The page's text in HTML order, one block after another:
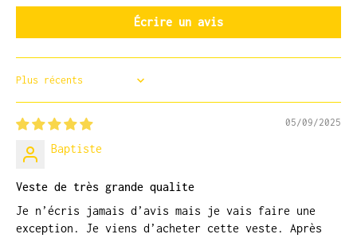
Écrire un avis
Sort by
05/09/2025
Baptiste
Veste de très grande qualite
Je n’écris jamais d’avis mais je vais faire une
exception. Je viens d’acheter cette veste. Après